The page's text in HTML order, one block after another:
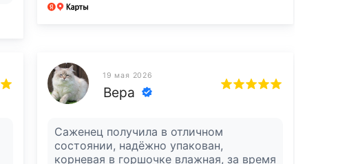
19 мая 2026
Вера
Саженец получила в отличном
состоянии, надёжно упакован,
корневая в горшочке влажная, за время